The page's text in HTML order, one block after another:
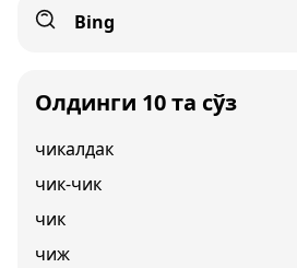
Bing
Олдинги 10 та сўз
чикалдак
чик-чик
чик
чиж